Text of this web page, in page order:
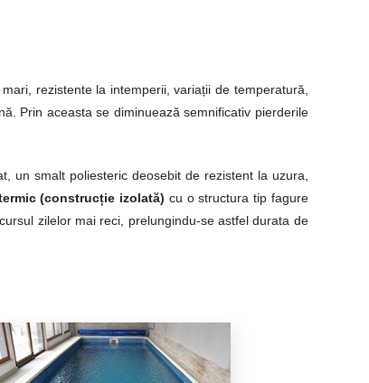
rezistente la intemperii, variații de temperatură,
Prin aceasta se diminuează semnificativ pierderile
un smalt poliesteric deosebit de rezistent la uzura,
(construcție izolată) cu o structura tip fagure
zilelor mai reci, prelungindu-se astfel durata de